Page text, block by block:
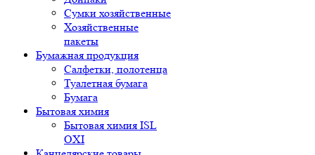
Сумки хозяйственные
Хозяйственные
пакеты
Бумажная продукция
Салфетки, полотенца
Туалетная бумага
Бумага
Бытовая химия
Бытовая химия ISL
OXI